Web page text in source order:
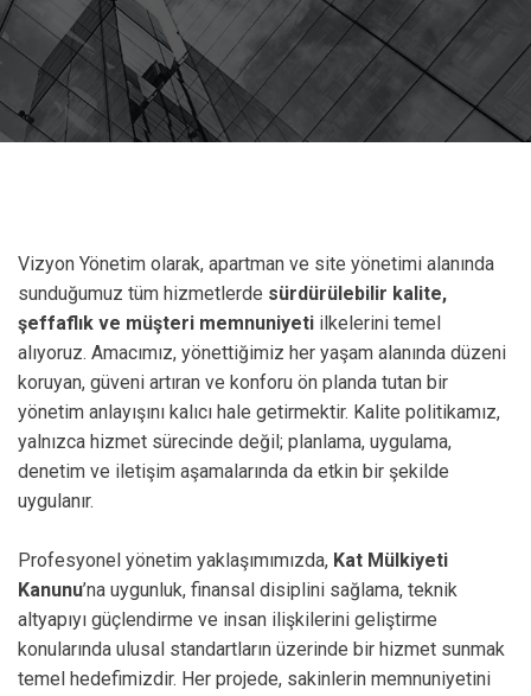
Vizyon Yönetim olarak, apartman ve site yönetimi alanında
sunduğumuz tüm hizmetlerde sürdürülebilir kalite,
şeffaflık ve müşteri memnuniyeti ilkelerini temel
alıyoruz. Amacımız, yönettiğimiz her yaşam alanında düzeni
koruyan, güveni artıran ve konforu ön planda tutan bir
yönetim anlayışını kalıcı hale getirmektir. Kalite politikamız,
yalnızca hizmet sürecinde değil; planlama, uygulama,
denetim ve iletişim aşamalarında da etkin bir şekilde
uygulanır.
Profesyonel yönetim yaklaşımımızda, Kat Mülkiyeti
Kanunu’na uygunluk, finansal disiplini sağlama, teknik
altyapıyı güçlendirme ve insan ilişkilerini geliştirme
konularında ulusal standartların üzerinde bir hizmet sunmak
temel hedefimizdir. Her projede, sakinlerin memnuniyetini